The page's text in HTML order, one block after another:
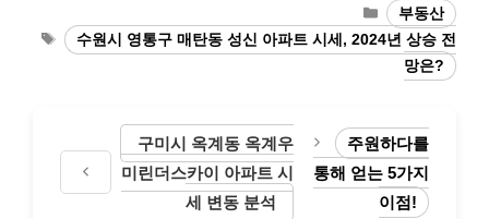
Categories
부동산
Tags수원시 영통구 매탄동 성신 아파트 시세, 2024년 상승 전
망은?
구미시 옥계동 옥계우
미린더스카이 아파트 시
세 변동 분석
주원하다를
통해 얻는 5가지
이점!